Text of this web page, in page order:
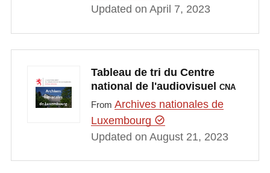
Updated on April 7, 2023
Tableau de tri du Centre
national de l'audiovisuel
CNA
From Archives nationales de
Luxembourg
Updated on August 21, 2023